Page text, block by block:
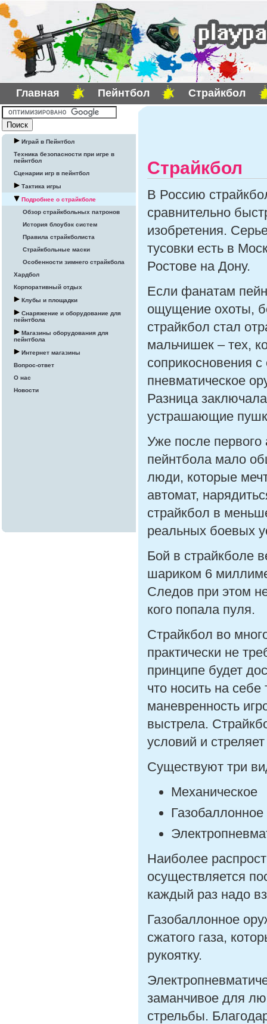
Главная Пейнтбол Страйкбол
Играй в Пейнтбол
Техника безопасности при игре в
пейнтбол
Сценарии игр в пейнтбол
Тактика игры
Подробнее о страйкболе
Обзор страйкбольных патронов
История блоубэк систем
Правила страйкболиста
Страйкбольные маски
Особенности зимнего страйкбола
Хардбол
Корпоративный отдых
Клубы и площадки
Снаряжение и оборудование для
пейнтбола
Магазины оборудования для
пейнтбола
Интернет магазины
Вопрос-ответ
О нас
Новости
Страйкбол
В Россию
сравнительно
изобретения.
тусовки есть в
Ростове на Дону.
Если фанатам
ощущение охоты,
страйкбол стал
мальчишек – тех,
соприкосновения
пневматическое
Разница
устрашающие
Уже после первого
пейнтбола мало
люди, которые
автомат,
страйкбол в
реальных боевых
Бой в страйкболе
шариком 6
Следов при этом
кого попала пуля.
Страйкбол во
практически не
принципе будет
что носить на
маневренность
выстрела.
условий и
Существуют три
Механическое
Газобаллонное
Наиболее
осуществляется
каждый раз надо
Газобаллонное
сжатого газа,
рукоятку.
заманчивое для
стрельбы.